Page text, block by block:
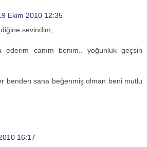
Ekim 2010 12:35
sevindim;
ederim canım benim.. yoğunluk geçsin
benden sana beğenmiş olman beni mutlu
16:17